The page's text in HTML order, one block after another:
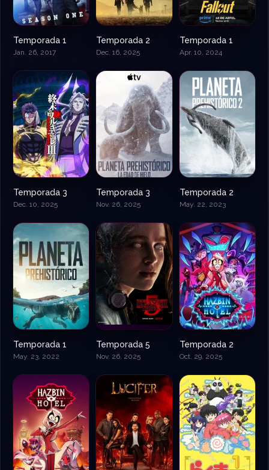
Temporada 1
Jan. 26, 2017
Temporada 2
Dec. 16, 2025
Temporada 1
Apr. 10, 2024
Temporada 3
Dec. 10, 2025
Temporada 3
Nov. 26, 2025
Temporada 2
May. 22, 2023
Temporada 1
May. 23, 2022
Temporada 5
Nov. 26, 2025
Temporada 2
Oct. 29, 2025